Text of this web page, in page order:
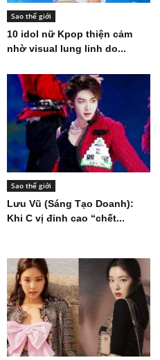
Sao thế giới
10 idol nữ Kpop thiện cảm
nhờ visual lung linh do...
Sao thế giới
Lưu Vũ (Sáng Tạo Doanh):
Khi C vị đỉnh cao “chết...